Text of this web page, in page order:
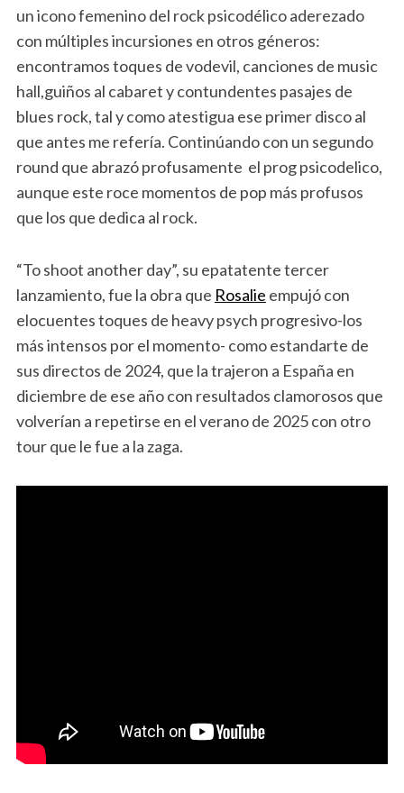
un icono femenino del rock psicodélico aderezado
con múltiples incursiones en otros géneros:
encontramos toques de vodevil, canciones de music
hall,guiños al cabaret y contundentes pasajes de
blues rock, tal y como atestigua ese primer disco al
que antes me refería. Continúando con un segundo
round que abrazó profusamente el prog psicodelico,
aunque este roce momentos de pop más profusos
que los que dedica al rock.
“To shoot another day”, su epatatente tercer
lanzamiento, fue la obra que Rosalie empujó con
elocuentes toques de heavy psych progresivo-los
más intensos por el momento- como estandarte de
sus directos de 2024, que la trajeron a España en
diciembre de ese año con resultados clamorosos que
volverían a repetirse en el verano de 2025 con otro
tour que le fue a la zaga.